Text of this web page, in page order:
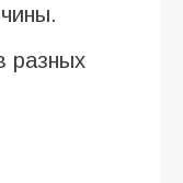
разных